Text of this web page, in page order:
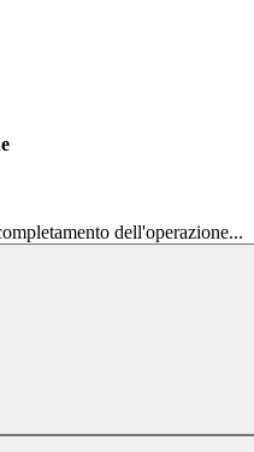
dell'operazione...